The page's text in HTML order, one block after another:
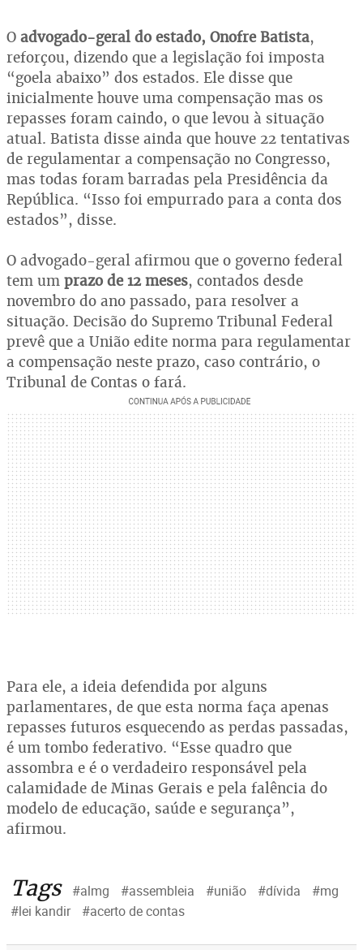
O advogado-geral do estado, Onofre Batista,
reforçou, dizendo que a legislação foi imposta
“goela abaixo” dos estados. Ele disse que
inicialmente houve uma compensação mas os
repasses foram caindo, o que levou à situação
atual. Batista disse ainda que houve 22 tentativas
de regulamentar a compensação no Congresso,
mas todas foram barradas pela Presidência da
República. “Isso foi empurrado para a conta dos
estados”, disse.
O advogado-geral afirmou que o governo federal
tem um prazo de 12 meses, contados desde
novembro do ano passado, para resolver a
situação. Decisão do Supremo Tribunal Federal
prevê que a União edite norma para regulamentar
a compensação neste prazo, caso contrário, o
Tribunal de Contas o fará.
Para ele, a ideia defendida por alguns
parlamentares, de que esta norma faça apenas
repasses futuros esquecendo as perdas passadas,
é um tombo federativo. “Esse quadro que
assombra e é o verdadeiro responsável pela
calamidade de Minas Gerais e pela falência do
modelo de educação, saúde e segurança”,
afirmou.
Tags #almg #assembleia #união #dívida
#mg
#lei kandir
#acerto de contas